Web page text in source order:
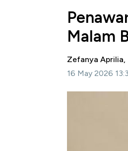
Malam
Zefanya Aprilia,
16 May 2026